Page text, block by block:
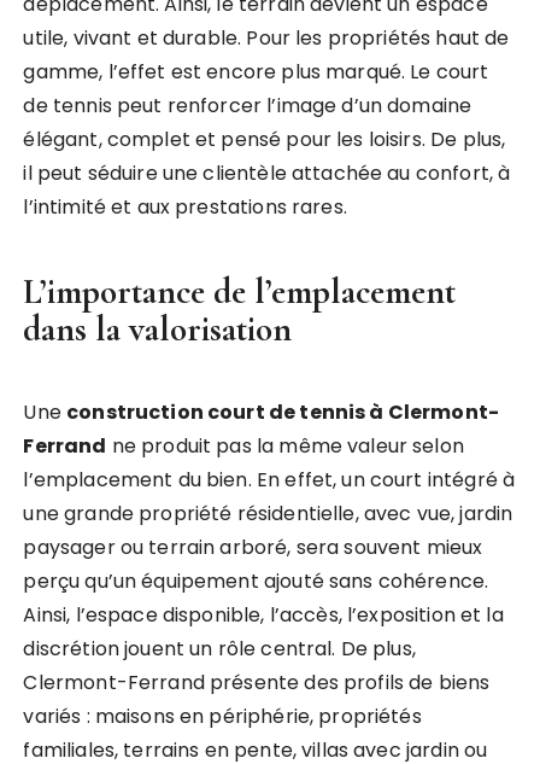
utile, vivant et durable. Pour les propriétés haut de
gamme, l’effet est encore plus marqué. Le court
de tennis peut renforcer l’image d’un domaine
élégant, complet et pensé pour les loisirs. De plus,
il peut séduire une clientèle attachée au confort, à
l’intimité et aux prestations rares.
L’importance de l’emplacement
dans la valorisation
Une construction court de tennis à Clermont-
Ferrand ne produit pas la même valeur selon
l’emplacement du bien. En effet, un court intégré à
une grande propriété résidentielle, avec vue, jardin
paysager ou terrain arboré, sera souvent mieux
perçu qu’un équipement ajouté sans cohérence.
Ainsi, l’espace disponible, l’accès, l’exposition et la
discrétion jouent un rôle central. De plus,
Clermont-Ferrand présente des profils de biens
variés : maisons en périphérie, propriétés
familiales, terrains en pente, villas avec jardin ou